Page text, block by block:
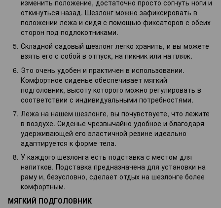
изменить положение, достаточно просто согнуть ноги и
откинуться назад. Шезлонг можно зафиксировать в
положении лежа и сидя с помощью фиксаторов с обеих
сторон под подлокотниками.
Складной садовый шезлонг легко хранить, и вы можете
взять его с собой в отпуск, на пикник или на пляж.
Это очень удобен и практичен в использовании.
Комфортное сиденье обеспечивает мягкий
подголовник, высоту которого можно регулировать в
соответствии с индивидуальными потребностями.
Лежа на нашем шезлонге, вы почувствуете, что лежите
в воздухе. Сиденье чрезвычайно удобное и благодаря
удерживающей его эластичной резине идеально
адаптируется к форме тела.
У каждого шезлонга есть подставка с местом для
напитков. Подставка предназначена для установки на
раму и, безусловно, сделает отдых на шезлонге более
комфортным.
МЯГКИЙ ПОДГОЛОВНИК